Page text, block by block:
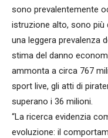
sono prevalentemente
istruzione alto, sono più
una leggera prevalenza
stima del danno
ammonta a circa 767
sport live, gli atti di
superano i 36 milioni.
“La ricerca evidenzia
evoluzione: il